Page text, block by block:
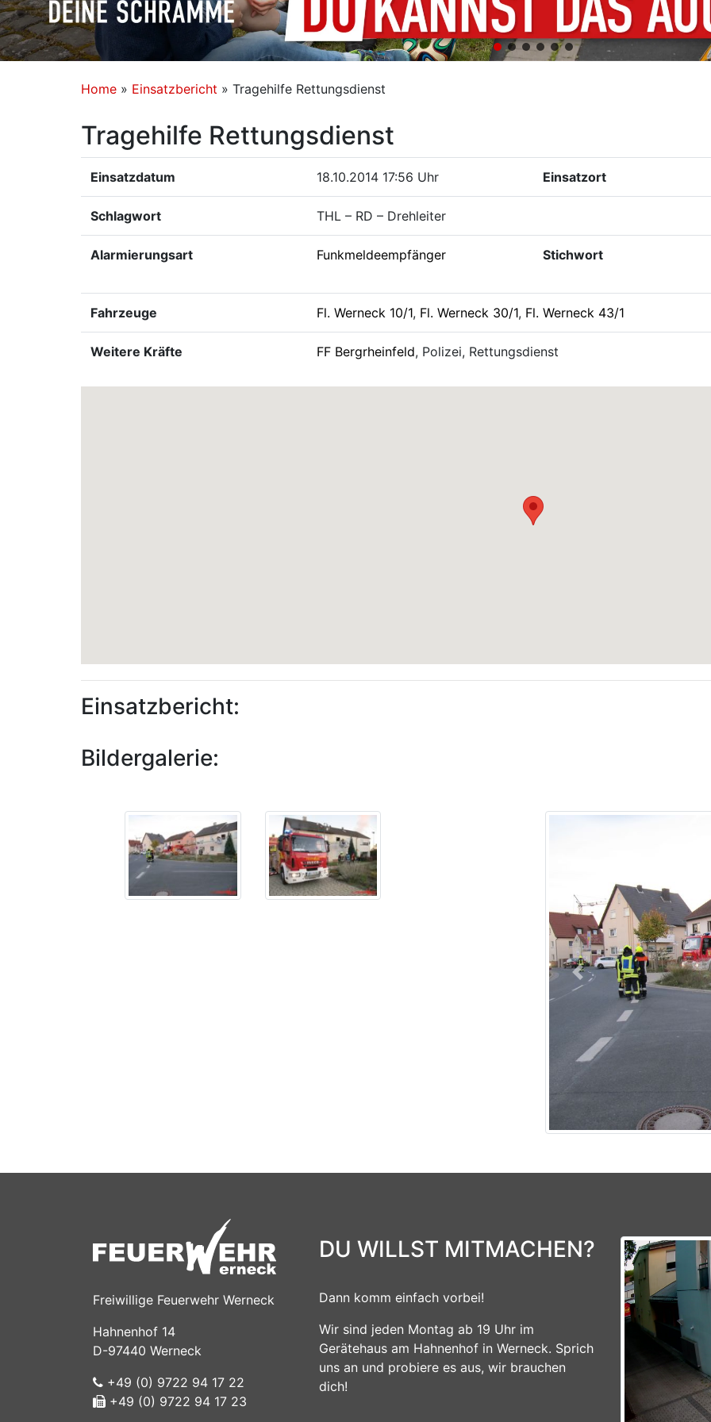
Home » Einsatzbericht » Tragehilfe Rettungsdienst
Tragehilfe Rettungsdienst
Einsatzdatum 18.10.2014 17:56 Uhr Einsatzort
Schlagwort THL – RD – Drehleiter
Alarmierungsart Funkmeldeempfänger Stichwort
Fahrzeuge Fl. Werneck 10/1, Fl. Werneck 30/1, Fl. Werneck 43/1
Weitere Kräfte FF Bergrheinfeld, Polizei, Rettungsdienst
Einsatzbericht:
Bildergalerie:
Previous
Freiwillige Feuerwehr Werneck
Hahnenhof 14
D-97440 Werneck
+49 (0) 9722 94 17 22
+49 (0) 9722 94 17 23
DU WILLST MITMACHEN?
Dann komm einfach vorbei!
Wir sind jeden Montag ab 19 Uhr im
Gerätehaus am Hahnenhof in Werneck. Sprich
uns an und probiere es aus, wir brauchen
dich!